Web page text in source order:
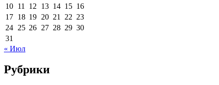
10 11 12 13 14 15 16
17 18 19 20 21 22 23
24 25 26 27 28 29 30
31
« Июл
Рубрики